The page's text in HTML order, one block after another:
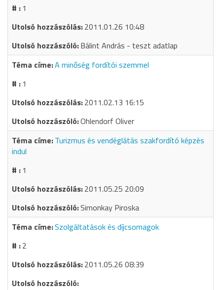
1
2011.01.26 10:48
Bálint András - teszt adatlap
A minőség fordítói szemmel
1
2011.02.13 16:15
Ohlendorf Oliver
Turizmus és vendéglátás szakfordító képzés
indul
1
2011.05.25 20:09
Simonkay Piroska
Szolgáltatások és díjcsomagok
2
2011.05.26 08:39